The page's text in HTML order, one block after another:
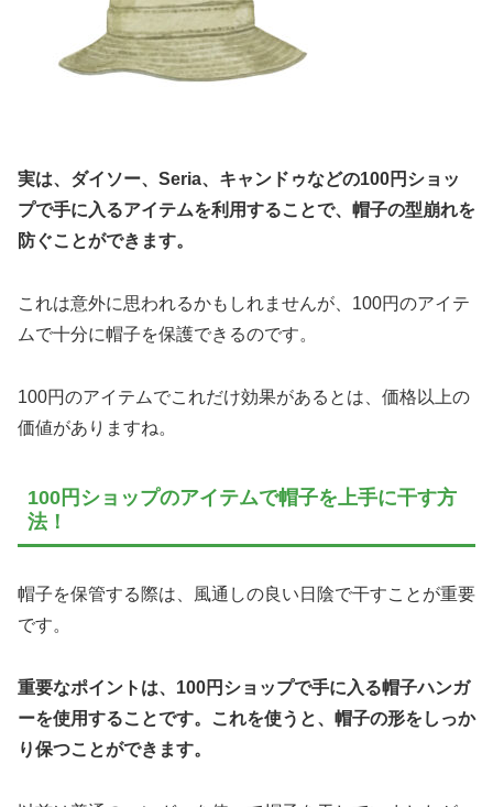
実は、ダイソー、Seria、キャンドゥなどの100円ショッ
プで手に入るアイテムを利用することで、帽子の型崩れを
防ぐことができます。
これは意外に思われるかもしれませんが、100円のアイテ
ムで十分に帽子を保護できるのです。
100円のアイテムでこれだけ効果があるとは、価格以上の
価値がありますね。
100円ショップのアイテムで帽子を上手に干す方
法！
帽子を保管する際は、風通しの良い日陰で干すことが重要
です。
重要なポイントは、100円ショップで手に入る帽子ハンガ
ーを使用することです。これを使うと、帽子の形をしっか
り保つことができます。